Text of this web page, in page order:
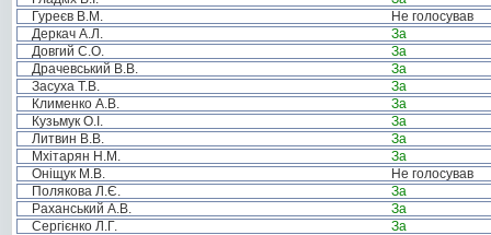
Гуреєв В.М.
Не голосував
Деркач А.Л.
За
Довгий С.О.
За
Драчевський В.В.
За
Засуха Т.В.
За
Клименко А.В.
За
Кузьмук О.І.
За
Литвин В.В.
За
Мхітарян Н.М.
За
Оніщук М.В.
Не голосував
Полякова Л.Є.
За
Раханський А.В.
За
Сергієнко Л.Г.
За